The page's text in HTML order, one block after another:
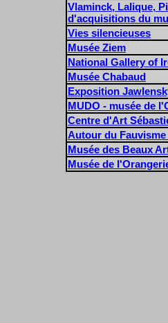
Vlaminck, Lalique,
d'acquisitions du
Vies silencieuses
Musée Ziem
National Gallery of
Musée Chabaud
Exposition
MUDO - musée de
Centre d'Art
Autour du Fauvisme
Musée des Beaux
Musée de